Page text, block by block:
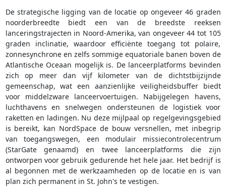
De strategische ligging van de locatie op ongeveer 46 graden
noorderbreedte biedt een van de breedste reeksen
lanceringstrajecten in Noord-Amerika, van ongeveer 44 tot 105
graden inclinatie, waardoor efficiënte toegang tot polaire,
zonnesynchrone en zelfs sommige equatoriale banen boven de
Atlantische Oceaan mogelijk is. De lanceerplatforms bevinden
zich op meer dan vijf kilometer van de dichtstbijzijnde
gemeenschap, wat een aanzienlijke veiligheidsbuffer biedt
voor middelzware lanceervoertuigen. Nabijgelegen havens,
luchthavens en snelwegen ondersteunen de logistiek voor
raketten en ladingen. Nu deze mijlpaal op regelgevingsgebied
is bereikt, kan NordSpace de bouw versnellen, met inbegrip
van toegangswegen, een modulair missiecontrolecentrum
(StarGate genaamd) en twee lanceerplatforms die zijn
ontworpen voor gebruik gedurende het hele jaar. Het bedrijf is
al begonnen met de werkzaamheden op de locatie en is van
plan zich permanent in St. John's te vestigen.